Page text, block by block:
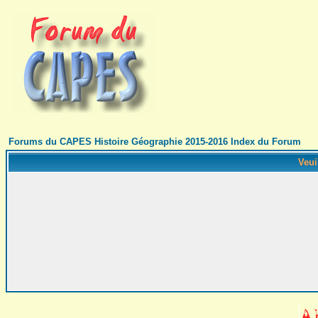
Forums du CAPES Histoire Géographie 2015-2016 Index du Forum